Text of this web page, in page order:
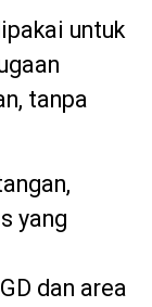
untuk
tanpa
yang
dan area